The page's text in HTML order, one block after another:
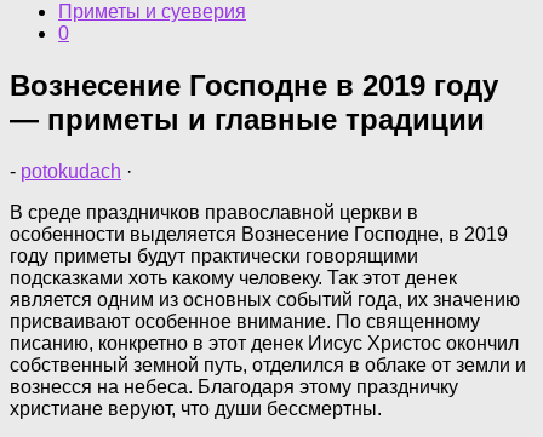
Приметы и суеверия
0
Вознесение Господне в 2019 году
— приметы и главные традиции
- potokudach ·
В среде праздничков православной церкви в
особенности выделяется Вознесение Господне, в 2019
году приметы будут практически говорящими
подсказками хоть какому человеку. Так этот денек
является одним из основных событий года, их значению
присваивают особенное внимание. По священному
писанию, конкретно в этот денек Иисус Христос окончил
собственный земной путь, отделился в облаке от земли и
вознесся на небеса. Благодаря этому праздничку
христиане веруют, что души бессмертны.